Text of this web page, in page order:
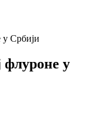
у Србији
флуроне у